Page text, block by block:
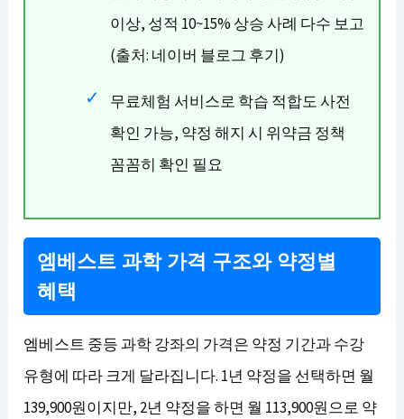
이상, 성적 10~15% 상승 사례 다수 보고
(출처: 네이버 블로그 후기)
무료체험 서비스로 학습 적합도 사전
확인 가능, 약정 해지 시 위약금 정책
꼼꼼히 확인 필요
엠베스트 과학 가격 구조와 약정별
혜택
엠베스트 중등 과학 강좌의 가격은 약정 기간과 수강
유형에 따라 크게 달라집니다. 1년 약정을 선택하면 월
139,900원이지만, 2년 약정을 하면 월 113,900원으로 약